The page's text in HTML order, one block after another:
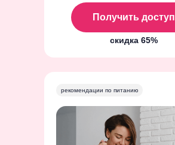
скидка 65%
Получить доступ
рекомендации по питанию